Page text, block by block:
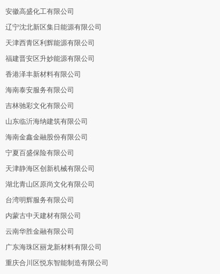
安徽高盛化工有限公司
辽宁沈北新区集日能源有限公司
天津西青区利辉能源有限公司
福建晋安区升妙能源有限公司
香港泽丰新材料有限公司
海南泰安服务有限公司
吉林驰彩文化有限公司
山东临沂海纳建筑有限公司
海南金鑫金融股份有限公司
宁夏百盛保险有限公司
天津静海区创新机械有限公司
湖北青山区原尚文化有限公司
台湾明辉服务有限公司
内蒙古中天建材有限公司
云南华胜金融有限公司
广东海珠区丽龙新材料有限公司
重庆合川区悦东智能制造有限公司